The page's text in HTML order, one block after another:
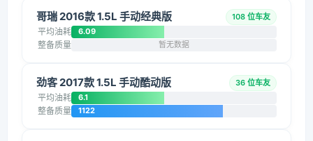
哥瑞 2016款 1.5L 手动经典版 108 位车友
平均油耗 6.09
整备质量 暂无数据
劲客 2017款 1.5L 手动酷动版 36 位车友
平均油耗 6.1
整备质量 1122